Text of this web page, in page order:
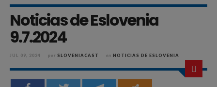
Noticias de Eslovenia
9.7.2024
JUL 09, 2024 por SLOVENIACAST en NOTICIAS DE ESLOVENIA